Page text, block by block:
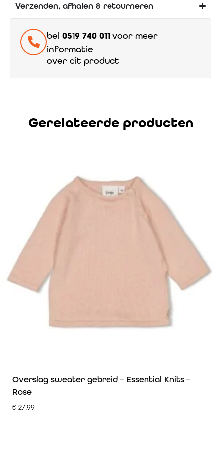
Verzenden, afhalen & retourneren
bel 0519 740 011 voor meer
informatie
over dit product
Gerelateerde producten
Overslag sweater gebreid – Essential Knits –
Rose
€ 27,99